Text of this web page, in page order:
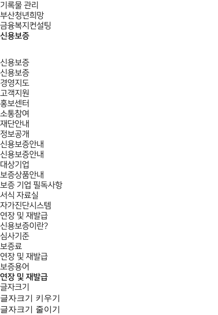
기록물 관리
부산청년희망
금융복지컨설팅
신용보증
신용보증
신용보증
경영지도
고객지원
홍보센터
소통참여
재단안내
정보공개
신용보증안내
신용보증안내
대상기업
보증상품안내
보증 기업 필독사항
서식 자료실
자가진단시스템
연장 및 재발급
신용보증이란?
심사기준
보증료
연장 및 재발급
보증용어
연장 및 재발급
글자크기
글자크기 키우기
글자크기 줄이기